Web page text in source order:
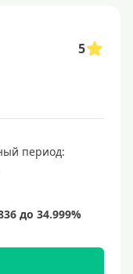
5
период: